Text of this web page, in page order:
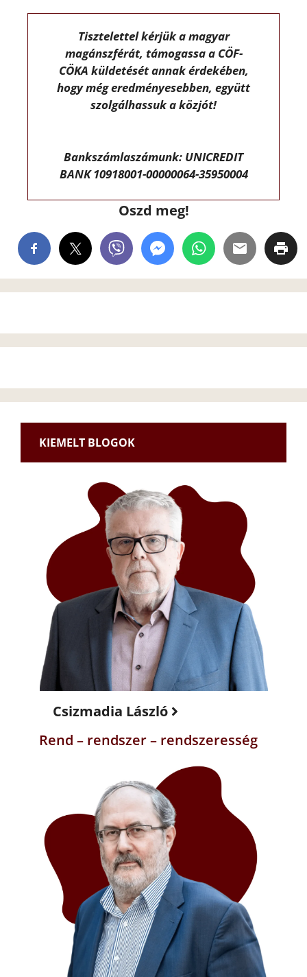
Tisztelettel kérjük a magyar
magánszférát, támogassa a CÖF-
CÖKA küldetését annak érdekében,
hogy még eredményesebben, együtt
szolgálhassuk a közjót!
Bankszámlaszámunk: UNICREDIT
BANK 10918001-00000064-35950004
Oszd meg!
KIEMELT BLOGOK
Csizmadia László
Rend – rendszer – rendszeresség